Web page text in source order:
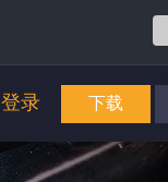
登录 下载